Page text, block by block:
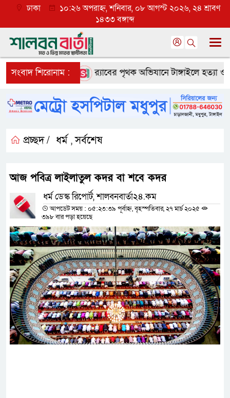
ঢাকা
১০:২৬ অপরাহ্ন, শনিবার, ০৮ আগস্ট ২০২৬, ২৪ শ্রাবণ
১৪৩৩ বঙ্গাব্দ
সংবাদ শিরোনাম :
ব্যাপক প্রত্যাশা র‌্যাবের পৃথক অভিযানে টাঙ্গাইলে হত্যা ও
প্রচ্ছদ / ধর্ম ,সর্বশেষ
আজ পবিত্র লাইলাতুল কদর বা শবে কদর
ধর্ম ডেস্ক রিপোর্ট, শালবনবার্তা২৪.কম
আপডেট সময় : ০৫:২৩:৩৯ পূর্বাহ্ন, বৃহস্পতিবার, ২৭ মার্চ ২০২৫
৩৯৮ বার পড়া হয়েছে